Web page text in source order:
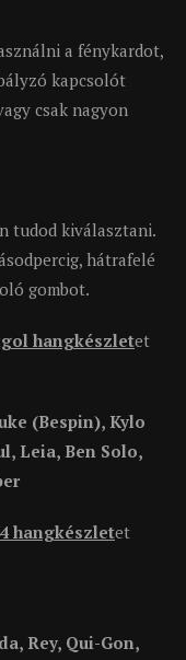
a fénykardot,
kapcsolót
csak nagyon
tudod kiválasztani.
hátrafelé
gombot.
hangkészletet
(Bespin), Kylo
Leia, Ben Solo,
hangkészletet
Rey, Qui-Gon,